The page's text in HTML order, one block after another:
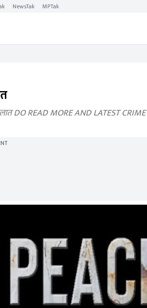
NewsTak MPTak
DO READ MORE AND LATEST